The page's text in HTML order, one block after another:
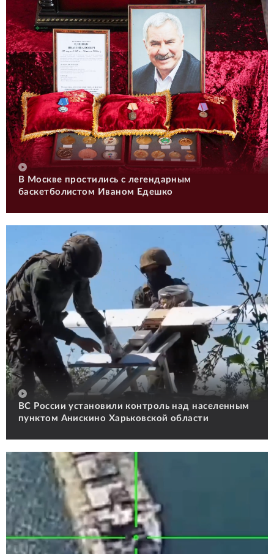
В Москве простились с легендарным
баскетболистом Иваном Едешко
ВС России установили контроль над населенным
пунктом Анискино Харьковской области